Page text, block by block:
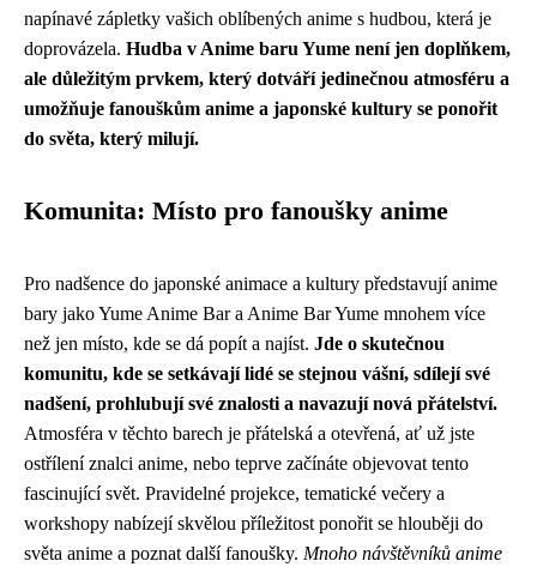
napínavé zápletky vašich oblíbených anime s hudbou, která je
doprovázela. Hudba v Anime baru Yume není jen doplňkem,
ale důležitým prvkem, který dotváří jedinečnou atmosféru a
umožňuje fanouškům anime a japonské kultury se ponořit
do světa, který milují.
Komunita: Místo pro fanoušky anime
Pro nadšence do japonské animace a kultury představují anime
bary jako Yume Anime Bar a Anime Bar Yume mnohem více
než jen místo, kde se dá popít a najíst. Jde o skutečnou
komunitu, kde se setkávají lidé se stejnou vášní, sdílejí své
nadšení, prohlubují své znalosti a navazují nová přátelství.
Atmosféra v těchto barech je přátelská a otevřená, ať už jste
ostřílení znalci anime, nebo teprve začínáte objevovat tento
fascinující svět. Pravidelné projekce, tematické večery a
workshopy nabízejí skvělou příležitost ponořit se hlouběji do
světa anime a poznat další fanoušky. Mnoho návštěvníků anime